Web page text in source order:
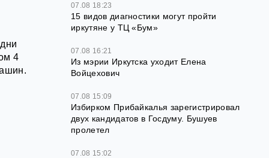
4
07.08 18:23
15 видов диагностики могут пройти
иркутяне у ТЦ «Бум»
07.08 16:21
Из мэрии Иркутска уходит Елена
Войцехович
07.08 15:09
Избирком Прибайкалья зарегистрировал
двух кандидатов в Госдуму. Бушуев
пролетел
07.08 15:02